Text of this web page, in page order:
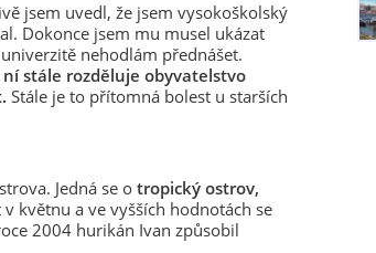
jsem uvedl, že jsem vysokoškolský
Dokonce jsem mu musel ukázat
nehodlám přednášet.
stále rozděluje obyvatelstvo
Stále je to přítomná bolest u starších
Jedná se otropický ostrov,
květnu a ve vyšších hodnotách se
2004 hurikán Ivan způsobil